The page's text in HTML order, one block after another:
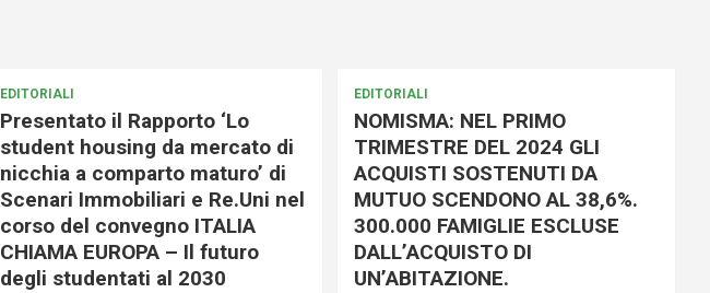
EDITORIALI
Presentato il Rapporto ‘Lo
student housing da mercato di
nicchia a comparto maturo’ di
Scenari Immobiliari e Re.Uni nel
corso del convegno ITALIA
CHIAMA EUROPA – Il futuro
degli studentati al 2030
EDITORIALI
NOMISMA: NEL PRIMO
TRIMESTRE DEL 2024 GLI
ACQUISTI SOSTENUTI DA
MUTUO SCENDONO AL 38,6%.
300.000 FAMIGLIE ESCLUSE
DALL’ACQUISTO DI
UN’ABITAZIONE.